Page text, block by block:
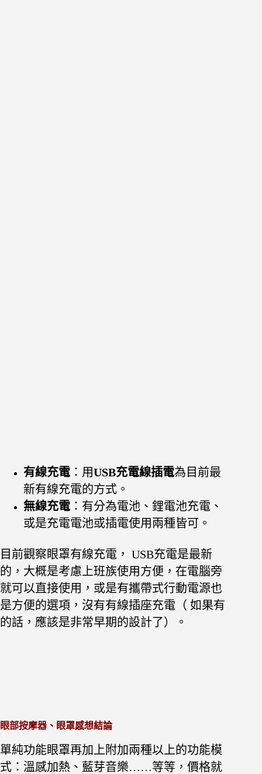
有線充電 ：用USB充電線插電為目前最
新有線充電的方式。
無線充電 ：有分為電池、鋰電池充電、
或是充電電池或插電使用兩種皆可。
目前觀察眼罩有線充電， USB充電是最新
的，大概是考慮上班族使用方便，在電腦旁
就可以直接使用，或是有攜帶式行動電源也
是方便的選項，沒有有線插座充電（ 如果有
的話，應該是非常早期的設計了）。
眼部按摩器、眼罩感想結論
單純功能眼罩再加上附加兩種以上的功能模
式：溫感加熱、藍芽音樂……等等，價格就